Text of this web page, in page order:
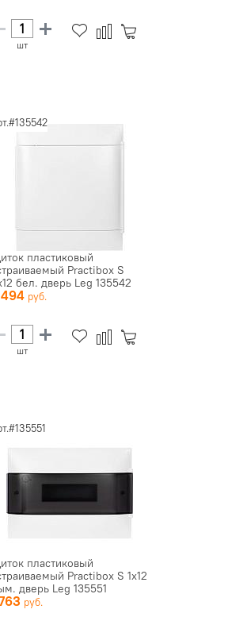
шт
пластиковый
Practibox S
бел. дверь Leg 135542
шт
пластиковый
Practibox S 1х12
дверь Leg 135551